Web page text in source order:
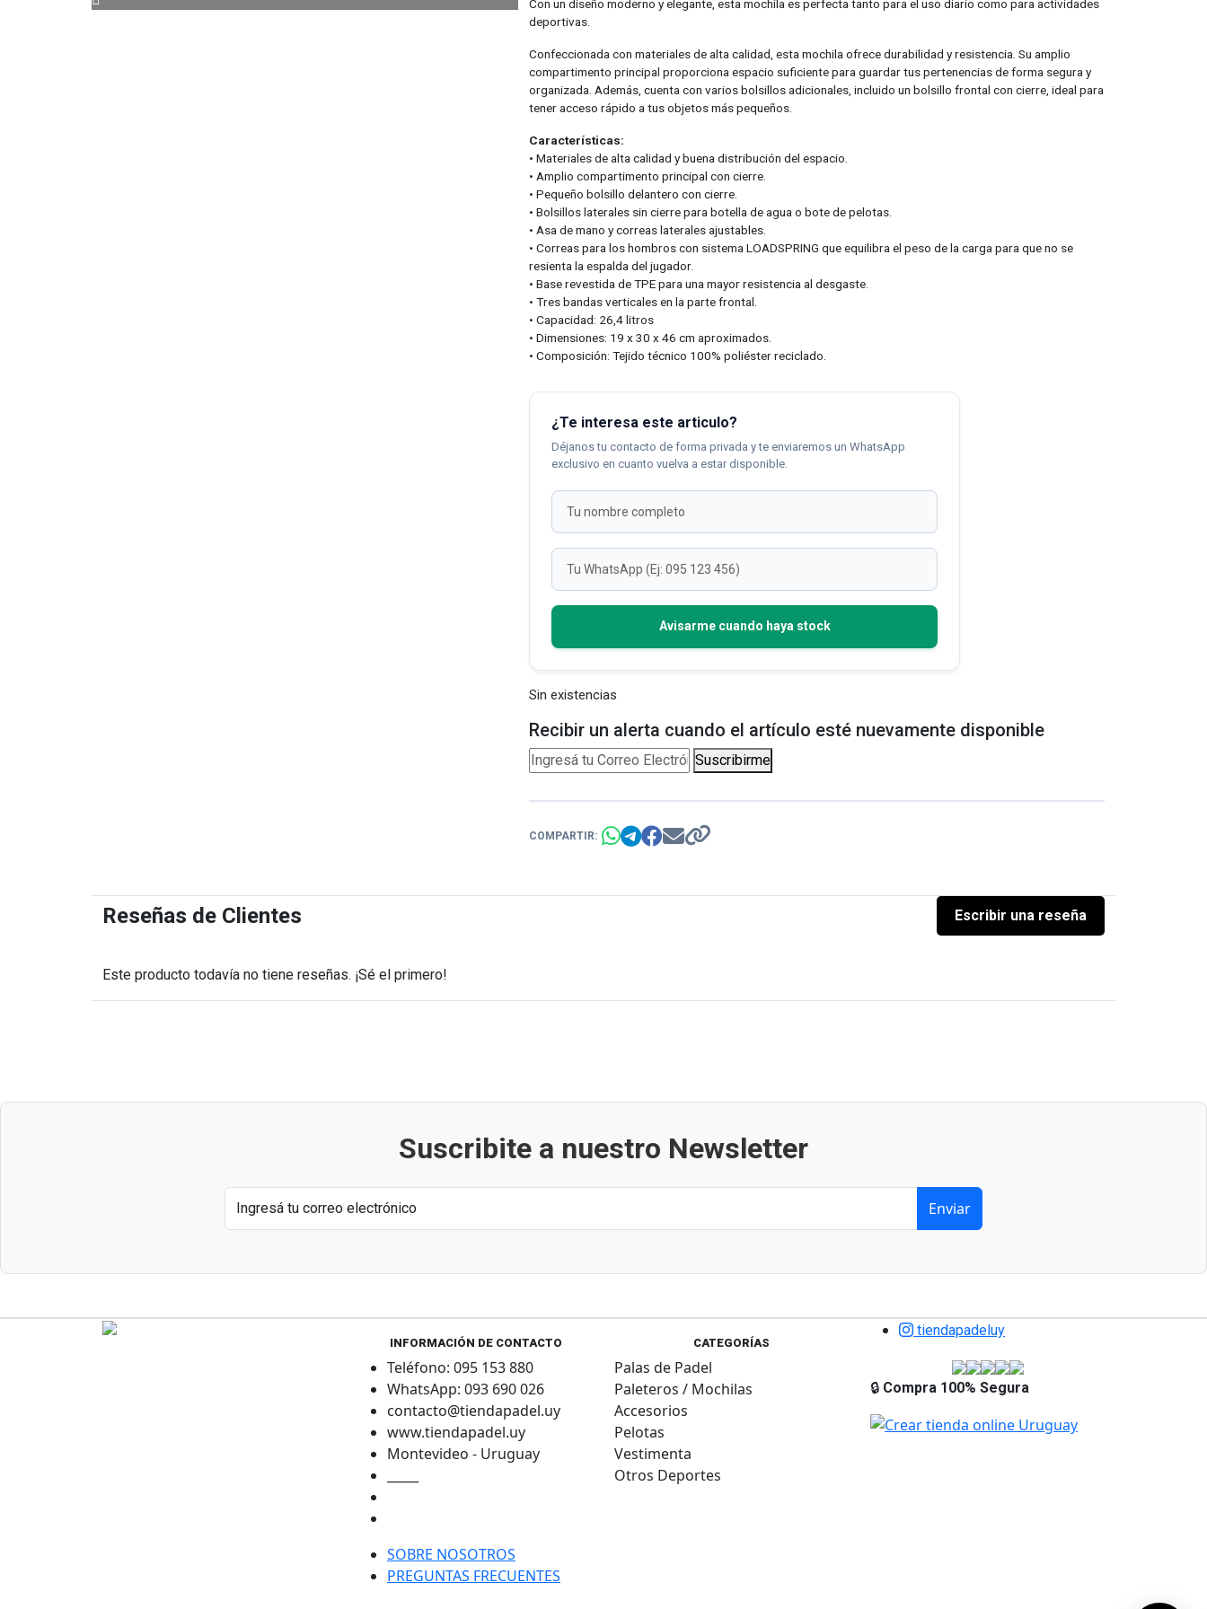
Con un diseño moderno y elegante, esta mochila es perfecta tanto para el uso diario como para actividades
deportivas.
Confeccionada con materiales de alta calidad, esta mochila ofrece durabilidad y resistencia. Su amplio
compartimento principal proporciona espacio suficiente para guardar tus pertenencias de forma segura y
organizada. Además, cuenta con varios bolsillos adicionales, incluido un bolsillo frontal con cierre, ideal para
tener acceso rápido a tus objetos más pequeños.
Características:
• Materiales de alta calidad y buena distribución del espacio.
• Amplio compartimento principal con cierre.
• Pequeño bolsillo delantero con cierre.
• Bolsillos laterales sin cierre para botella de agua o bote de pelotas.
• Asa de mano y correas laterales ajustables.
• Correas para los hombros con sistema LOADSPRING que equilibra el peso de la carga para que no se
resienta la espalda del jugador.
• Base revestida de TPE para una mayor resistencia al desgaste.
• Tres bandas verticales en la parte frontal.
• Capacidad: 26,4 litros
• Dimensiones: 19 x 30 x 46 cm aproximados.
• Composición: Tejido técnico 100% poliéster reciclado.
¿Te interesa este articulo?
Déjanos tu contacto de forma privada y te enviaremos un WhatsApp
exclusivo en cuanto vuelva a estar disponible.
Avisarme cuando haya stock
Sin existencias
Recibir un alerta cuando el artículo esté nuevamente disponible
Suscribirme
COMPARTIR:
Reseñas de Clientes Escribir una reseña
Este producto todavía no tiene reseñas. ¡Sé el primero!
de
Suscribite a nuestro Newsletter
Enviar
INFORMACIÓN DE CONTACTO
Teléfono: 095 153 880
WhatsApp: 093 690 026
contacto@tiendapadel.uy
www.tiendapadel.uy
Montevideo - Uruguay
SOBRE NOSOTROS
PREGUNTAS FRECUENTES
CATEGORÍAS
Palas de Padel
Paleteros / Mochilas
Accesorios
Pelotas
Vestimenta
Otros Deportes
tiendapadeluy
🔒 Compra 100% Segura
Tu carrito está vacío.
Agregá un producto y aparecerá acá